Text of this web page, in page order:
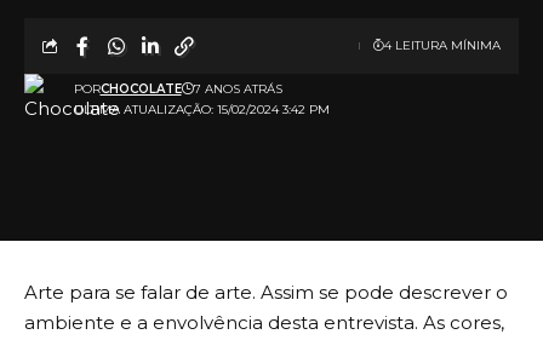
ULTIMA ATUALIZAÇÃO: 15/02/2024 3:42 PM
PORCHOCOLATE 7 ANOS ATRÁS
4 LEITURA MÍNIMA
Arte para se falar de arte. Assim se pode descrever o
ambiente e a envolvência desta entrevista. As cores,